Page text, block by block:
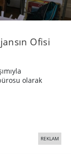
Ofisi
olarak
REKLAM